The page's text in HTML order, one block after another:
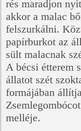
rés maradjon
akkor a malac
felszurkálni.
papírburkot az
sült malacnak
A bécsi étterem
állatot szét
formájában
melléje.